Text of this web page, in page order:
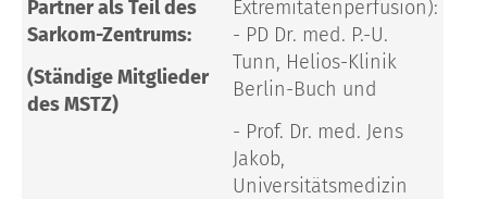
Partner als Teil des
Sarkom-Zentrums:
(Ständige Mitglieder
des MSTZ)
Extremitätenperfusion):
- PD Dr. med. P.-U.
Tunn, Helios-Klinik
Berlin-Buch und
- Prof. Dr. med. Jens
Jakob,
Universitätsmedizin